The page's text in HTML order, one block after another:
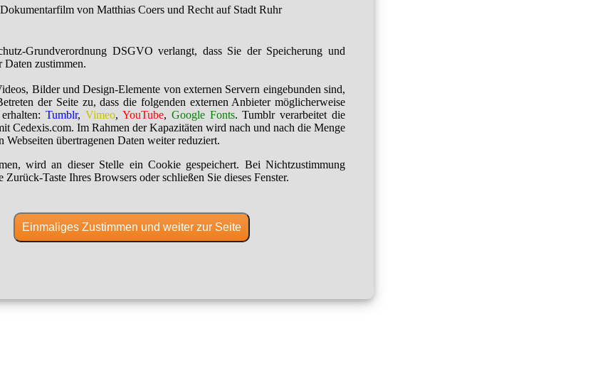
von Matthias Coers und Recht auf Stadt Ruhr
Grundverordnung DSGVO verlangt, dass Sie der Speicherung und
Daten zustimmen.
Bilder und Design-Elemente von externen Servern eingebunden sind,
der Seite zu, dass die folgenden externen Anbieter möglicherweise
Tumblr,Vimeo, YouTube, Google Fonts. Tumblr verarbeitet die
Cedexis.com. Im Rahmen der Kapazitäten wird nach und nach die Menge
Webseiten übertragenen Daten weiter reduziert.
wird an dieser Stelle ein Cookie gespeichert. Bei Nichtzustimmung
Zurück-Taste Ihres Browsers oder schließen Sie dieses Fenster.
Einmaliges Zustimmen und weiter zur Seite